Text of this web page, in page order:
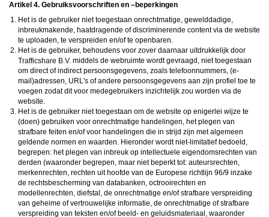
Artikel 4. Gebruiksvoorschriften en –beperkingen
Het is de gebruiker niet toegestaan onrechtmatige, gewelddadige,
inbreukmakende, haatdragende of discriminerende content via de website
te uploaden, te verspreiden en/of te openbaren.
Het is de gebruiker, behoudens voor zover daarnaar uitdrukkelijk door
middels de webruimte wordt gevraagd, niet toegestaan
om direct of indirect persoonsgegevens, zoals telefoonnummers, (e-
mail)adressen, URL's of andere persoonsgegevens aan zijn profiel toe te
voegen zodat dit voor medegebruikers inzichtelijk zou worden via de
website.
Het is de gebruiker niet toegestaan om de website op enigerlei wijze te
(doen) gebruiken voor onrechtmatige handelingen, het plegen van
strafbare feiten en/of voor handelingen die in strijd zijn met algemeen
geldende normen en waarden. Hieronder wordt niet-limitatief bedoeld,
begrepen: het plegen van inbreuk op intellectuele eigendomsrechten van
derden (waaronder begrepen, maar niet beperkt tot: auteursrechten,
merkenrechten, rechten uit hoofde van de Europese richtlijn 96/9 inzake
de rechtsbescherming van databanken, octrooirechten en
modellenrechten, diefstal, de onrechtmatige en/of strafbare verspreiding
van geheime of vertrouwelijke informatie, de onrechtmatige of strafbare
verspreiding van teksten en/of beeld- en geluidsmateriaal, waaronder